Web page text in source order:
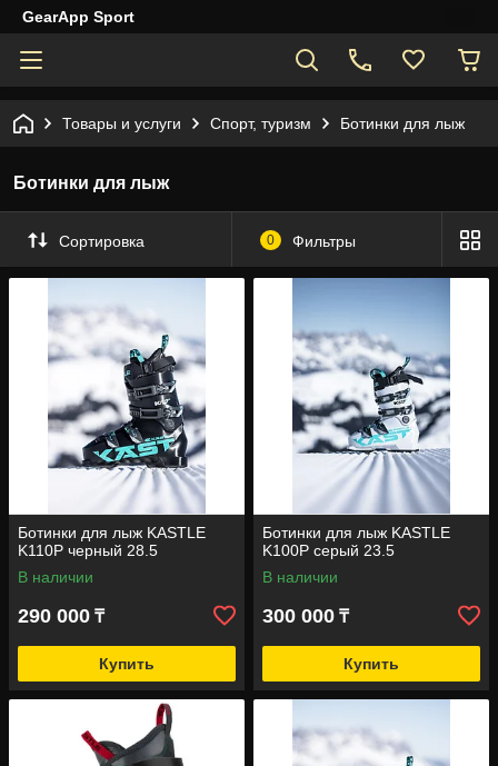
GearApp Sport
Товары и услуги Спорт, туризм Ботинки для лыж
Ботинки для лыж
Сортировка 0 Фильтры
Ботинки для лыж KASTLE
K110P черный 28.5
В наличии
290 000 ₸
Купить
Ботинки для лыж KASTLE
K100P серый 23.5
В наличии
300 000 ₸
Купить